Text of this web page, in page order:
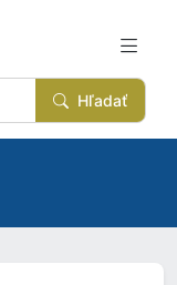
Hľadať